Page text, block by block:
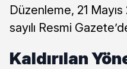
Düzenleme, 21
sayılı Resmi
Kaldırılan